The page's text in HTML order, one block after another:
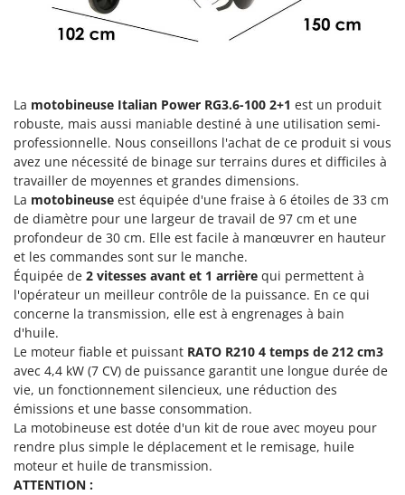
Groupes électrogènes
Gyrobroyeurs à lame pour tracteur
Hachoirs à viande
Herses à Dents
Herses Rotatives
L
Lames à neige
Lames niveleuses pour tracteur
Lave-vitres
Lieuses électriques pour vignes
M
Machines à pâtes
Machines pour la transformation des fruits
Machines sous vide
Motobineuses
EcoFlow
Effeuno
Einhell
Elegen
Energy Gruppi
Enotecnica Pillan
Eschenfelder
EuroMech
Eurosystems
F
FAC
Fama Industrie
Famag
Famur
FARMER
FBC
La motobineuse Italian Power RG3.6-100 2+1 est un produit
robuste, mais aussi maniable destiné à une utilisation semi-
professionnelle. Nous conseillons l'achat de ce produit si vous
avez une nécessité de binage sur terrains dures et difficiles à
travailler de moyennes et grandes dimensions.
La motobineuse est équipée d'une fraise à 6 étoiles de 33 cm
de diamètre pour une largeur de travail de 97 cm et une
profondeur de 30 cm. Elle est facile à manœuvrer en hauteur
et les commandes sont sur le manche.
Équipée de 2 vitesses avant et 1 arrière qui permettent à
l'opérateur un meilleur contrôle de la puissance. En ce qui
concerne la transmission, elle est à engrenages à bain
d'huile.
Le moteur fiable et puissant RATO R210 4 temps de 212 cm3
avec 4,4 kW (7 CV) de puissance garantit une longue durée de
vie, un fonctionnement silencieux, une réduction des
émissions et une basse consommation.
La motobineuse est dotée d'un kit de roue avec moyeu pour
rendre plus simple le déplacement et le remisage, huile
moteur et huile de transmission.
ATTENTION :